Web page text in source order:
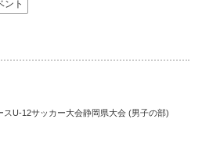
ント
スU-12サッカー大会静岡県大会 (男子の部)